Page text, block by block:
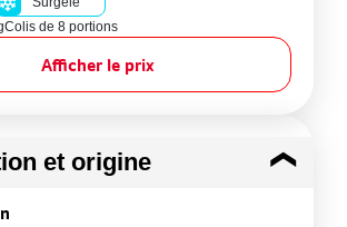
Colis de 8 portions
Afficher le prix
et origine